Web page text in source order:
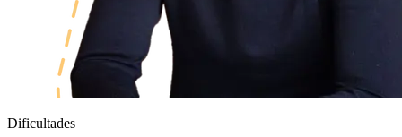
Dificultades